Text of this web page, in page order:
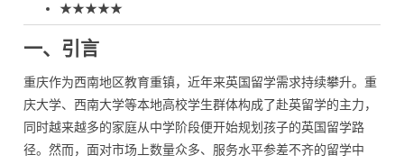
★★★★★
一、引言
重庆作为西南地区教育重镇，近年来英国留学需求持续攀升。重
庆大学、西南大学等本地高校学生群体构成了赴英留学的主力，
同时越来越多的家庭从中学阶段便开始规划孩子的英国留学路
径。然而，面对市场上数量众多、服务水平参差不齐的留学中